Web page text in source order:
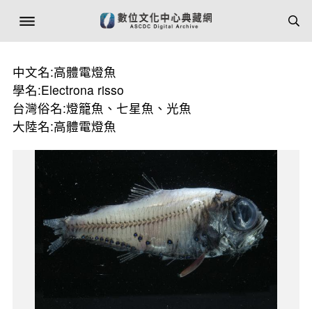
中文名:高體電燈魚
學名:Electrona risso
台灣俗名:燈籠魚、七星魚、光魚
大陸名:高體電燈魚